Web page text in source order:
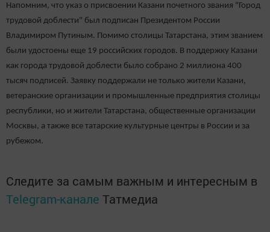
Напомним, что указ о присвоении Казани почетного звания "Город
трудовой доблести" был подписан Президентом России
Владимиром Путиным. Помимо столицы Татарстана, этим званием
были удостоены еще 19 российских городов. В поддержку Казани
как города трудовой доблести было собрано 2 миллиона 400
тысяч подписей. Заявку поддержали не только жители Казани,
ветеранские организации и промышленные предприятия столицы
республики, но и жители Татарстана, общественные организации
Москвы, а также все татарские культурные центры в России и за
рубежом.
Следите за самым важным и интересным в
Telegram-канале Татмедиа